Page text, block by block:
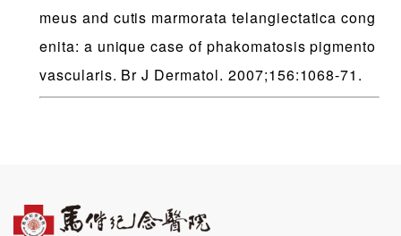
meus and cutis marmorata telangiectatica cong
enita: a unique case of phakomatosis pigmento
vascularis. Br J Dermatol. 2007;156:1068-71.